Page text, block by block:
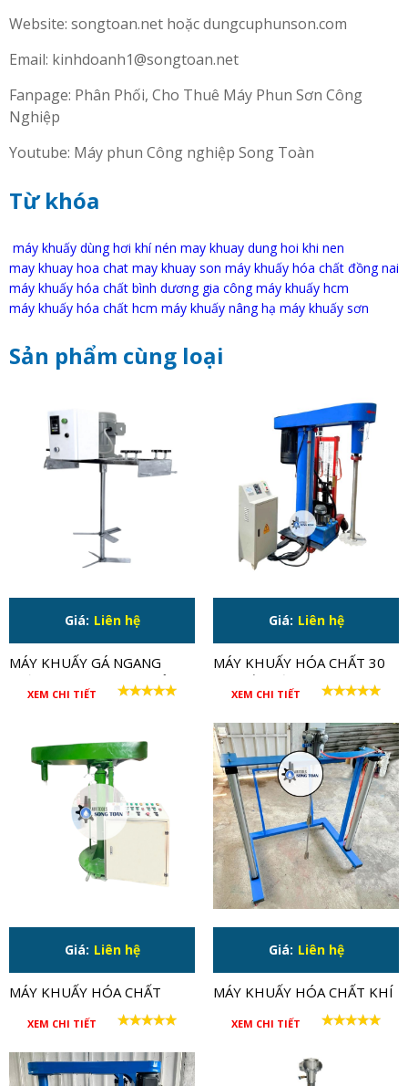
Website: songtoan.net hoặc dungcuphunson.com
Email: kinhdoanh1@songtoan.net
Fanpage: Phân Phối, Cho Thuê Máy Phun Sơn Công
Nghiệp
Youtube: Máy phun Công nghiệp Song Toàn
Từ khóa
máy khuấy dùng hơi khí nén may khuay dung hoi khi nen
may khuay hoa chat may khuay son máy khuấy hóa chất đồng nai
máy khuấy hóa chất bình dương gia công máy khuấy hcm
máy khuấy hóa chất hcm máy khuấy nâng hạ máy khuấy sơn
Sản phẩm cùng loại
Giá: Liên hệ
MÁY KHUẤY GÁ NGANG
MIỆNG THÙNG 1 HP GIẢM
TỐCXEM CHI TIẾT
Giá: Liên hệ
MÁY KHUẤY HÓA CHẤT 30
XEM CHI TIẾT
Giá: Liên hệ
MÁY KHUẤY HÓA CHẤT
XEM CHI TIẾT
Giá: Liên hệ
MÁY KHUẤY HÓA CHẤT KHÍ
NÉN 1HP CHO THÙNG IBC
1000 LÍT
XEM CHI TIẾT